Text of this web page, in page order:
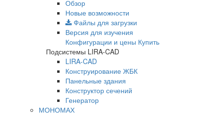
Обзор
Новые возможности
Файлы для загрузки
Версия для изучения
Конфигурации и цены Купить
Подсистемы LIRA-CAD
LIRA-CAD
Конструирование ЖБК
Панельные здания
Конструктор сечений
Генератор
МОНОМАХ